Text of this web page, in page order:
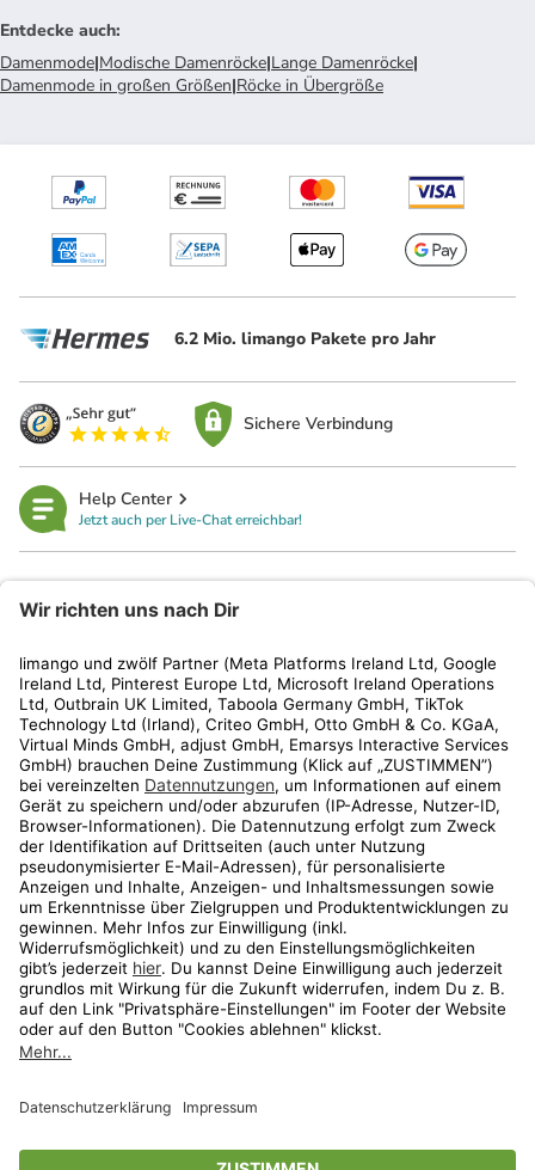
Entdecke auch:
Damenmode|Modische Damenröcke|Lange Damenröcke|
Damenmode in großen Größen|Röcke in Übergröße
6.2 Mio. limango Pakete pro Jahr
Sichere Verbindung
Help Center
Jetzt auch per Live-Chat erreichbar!
Kundenservice
Shop
Aktionen
Travel